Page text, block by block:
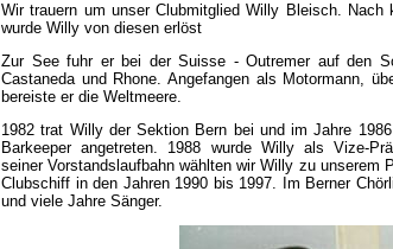
Wir trauern um unser Clubmitglied Willy Bleisch. Nach
wurde Willy von diesen erlöst
Zur See fuhr er bei der Suisse - Outremer auf den
Castaneda und Rhone. Angefangen als Motormann,
bereiste er die Weltmeere.
1982 trat Willy der Sektion Bern bei und im Jahre
Barkeeper angetreten. 1988 wurde Willy als Vize-
seiner Vorstandslaufbahn wählten wir Willy zu unserem
Clubschiff in den Jahren 1990 bis 1997. Im Berner
und viele Jahre Sänger.